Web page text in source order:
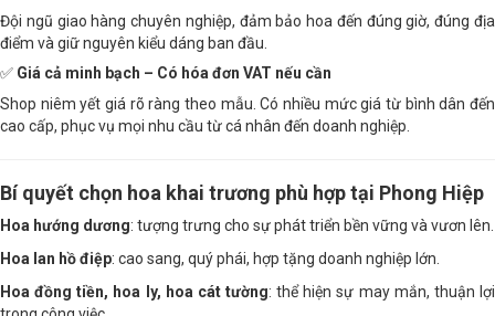
Đội ngũ giao hàng chuyên nghiệp, đảm bảo hoa đến đúng giờ, đúng địa
điểm và giữ nguyên kiểu dáng ban đầu.
✅ Giá cả minh bạch – Có hóa đơn VAT nếu cần
Shop niêm yết giá rõ ràng theo mẫu. Có nhiều mức giá từ bình dân đến
cao cấp, phục vụ mọi nhu cầu từ cá nhân đến doanh nghiệp.
Bí quyết chọn hoa khai trương phù hợp tại Phong Hiệp
Hoa hướng dương: tượng trưng cho sự phát triển bền vững và vươn lên.
Hoa lan hồ điệp: cao sang, quý phái, hợp tặng doanh nghiệp lớn.
Hoa đồng tiền, hoa ly, hoa cát tường: thể hiện sự may mắn, thuận lợi